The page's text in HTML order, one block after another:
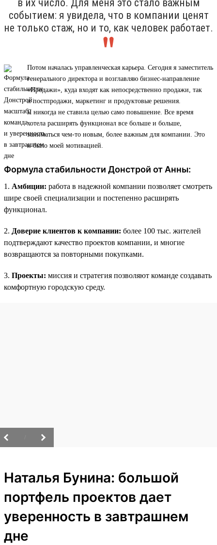
в их число. Для меня это стало важным
событием: я увидела, что в компании ценят
не только стаж, но и то, как человек работает.
Потом началась управленческая карьера. Сегодня я заместитель
генерального директора и возглавляю бизнес-направление
«Продажи», куда входят как непосредственно продажи, так
и постпродажи, маркетинг и продуктовые решения.
Я никогда не ставила целью само повышение. Все время
хотела расширять функционал все больше и больше,
заниматься чем-то новым, более важным для компании. Это
и было моей мотивацией.
Формула стабильности Донстрой от Анны:
1. Амбиции: работа в надежной компании позволяет смотреть
шире своей специализации и постепенно расширять
функционал.
2. Доверие клиентов к компании: более 100 тыс. жителей
подтверждают качество проектов компании, и многие
возвращаются за повторными покупками.
3. Проекты: миссия и стратегия позволяют команде создавать
комфортную городскую среду.
Наталья Бунина: большой
портфель проектов дает
уверенность в завтрашнем
дне